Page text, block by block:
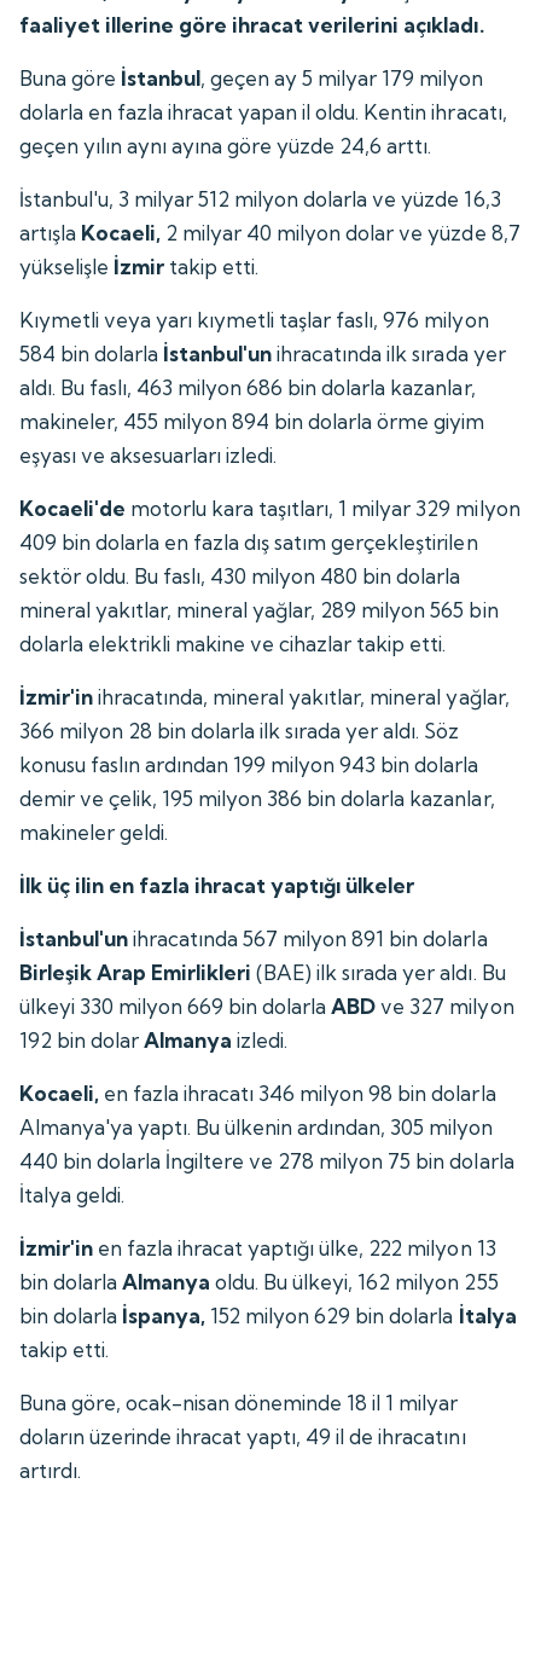
faaliyet illerine göre ihracat verilerini açıkladı.
Buna göre İstanbul, geçen ay 5 milyar 179 milyon
dolarla en fazla ihracat yapan il oldu. Kentin ihracatı,
geçen yılın aynı ayına göre yüzde 24,6 arttı.
İstanbul'u, 3 milyar 512 milyon dolarla ve yüzde 16,3
artışla Kocaeli, 2 milyar 40 milyon dolar ve yüzde 8,7
yükselişle İzmir takip etti.
Kıymetli veya yarı kıymetli taşlar faslı, 976 milyon
584 bin dolarla İstanbul'unihracatında ilk sırada yer
aldı. Bu faslı, 463 milyon 686 bin dolarla kazanlar,
makineler, 455 milyon 894 bin dolarla örme giyim
eşyası ve aksesuarları izledi.
Kocaeli'de motorlu kara taşıtları, 1 milyar 329 milyon
409 bin dolarla en fazla dış satım gerçekleştirilen
sektör oldu. Bu faslı, 430 milyon 480 bin dolarla
mineral yakıtlar, mineral yağlar, 289 milyon 565 bin
dolarla elektrikli makine ve cihazlar takip etti.
İzmir'inihracatında, mineral yakıtlar, mineral yağlar,
366 milyon 28 bin dolarla ilk sırada yer aldı. Söz
konusu faslın ardından 199 milyon 943 bin dolarla
demir ve çelik, 195 milyon 386 bin dolarla kazanlar,
makineler geldi.
İlk üç ilin en fazla ihracat yaptığı ülkeler
İstanbul'unihracatında 567 milyon 891 bin dolarla
Birleşik Arap Emirlikleri (BAE) ilk sırada yer aldı. Bu
ülkeyi 330 milyon 669 bin dolarlaABDve 327 milyon
192 bin dolarAlmanya izledi.
Kocaeli, en fazla ihracatı 346 milyon 98 bin dolarla
Almanya'ya yaptı. Bu ülkenin ardından, 305 milyon
440 bin dolarla İngiltere ve 278 milyon 75 bin dolarla
İtalya geldi.
İzmir'in en fazla ihracat yaptığı ülke, 222 milyon 13
bin dolarlaAlmanyaoldu. Bu ülkeyi, 162 milyon 255
bin dolarla İspanya, 152 milyon 629 bin dolarla İtalya
takip etti.
Buna göre, ocak-nisan döneminde 18 il 1 milyar
doların üzerinde ihracat yaptı, 49 il de ihracatını
artırdı.